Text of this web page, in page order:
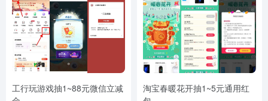
工行玩游戏抽1~88元微信立减
淘宝春暖花开抽1~5元通用红